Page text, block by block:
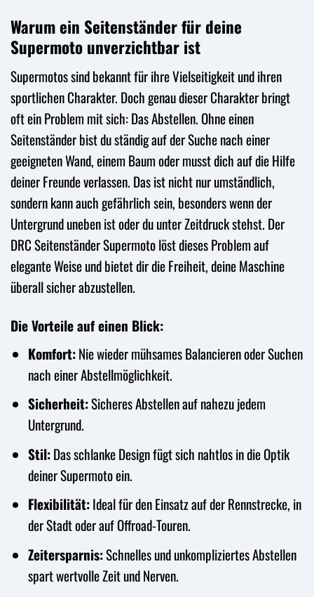
Warum ein Seitenständer für deine
Supermoto unverzichtbar ist
Supermotos sind bekannt für ihre Vielseitigkeit und ihren
sportlichen Charakter. Doch genau dieser Charakter bringt
oft ein Problem mit sich: Das Abstellen. Ohne einen
Seitenständer bist du ständig auf der Suche nach einer
geeigneten Wand, einem Baum oder musst dich auf die Hilfe
deiner Freunde verlassen. Das ist nicht nur umständlich,
sondern kann auch gefährlich sein, besonders wenn der
Untergrund uneben ist oder du unter Zeitdruck stehst. Der
DRC Seitenständer Supermoto löst dieses Problem auf
elegante Weise und bietet dir die Freiheit, deine Maschine
überall sicher abzustellen.
Die Vorteile auf einen Blick:
Komfort:Nie wieder mühsames Balancieren oder Suchen
nach einer Abstellmöglichkeit.
Sicherheit:Sicheres Abstellen auf nahezu jedem
Untergrund.
Stil:Das schlanke Design fügt sich nahtlos in die Optik
deiner Supermoto ein.
Flexibilität:Ideal für den Einsatz auf der Rennstrecke, in
der Stadt oder auf Offroad-Touren.
Zeitersparnis:Schnelles und unkompliziertes Abstellen
spart wertvolle Zeit und Nerven.